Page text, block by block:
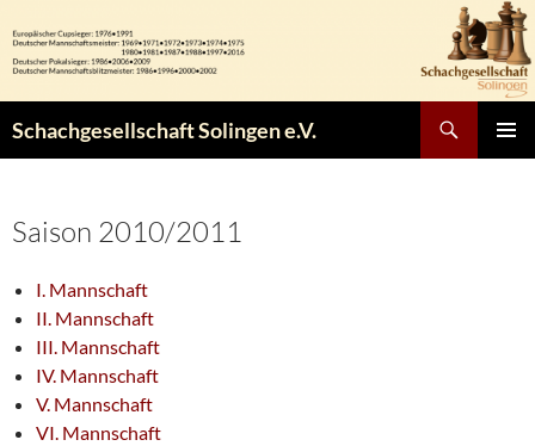
Inhalt
springen
Schachgesellschaft Solingen e.V.
Saison 2010/2011
I. Mannschaft
II. Mannschaft
III. Mannschaft
IV. Mannschaft
V. Mannschaft
VI. Mannschaft